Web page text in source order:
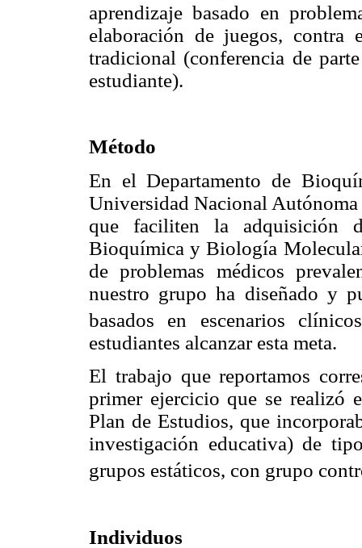
aprendizaje basado en
elaboración de juegos, contra
tradicional (conferencia de
estudiante).
Método
En el Departamento de
Universidad Nacional
que faciliten la adquisición
Bioquímica y Biología
de problemas médicos
nuestro grupo ha diseñado y
basados en escenarios
estudiantes alcanzar esta meta.
El trabajo que reportamos
primer ejercicio que se realizó
Plan de Estudios, que
investigación educativa) de
grupos estáticos, con grupo
Individuos